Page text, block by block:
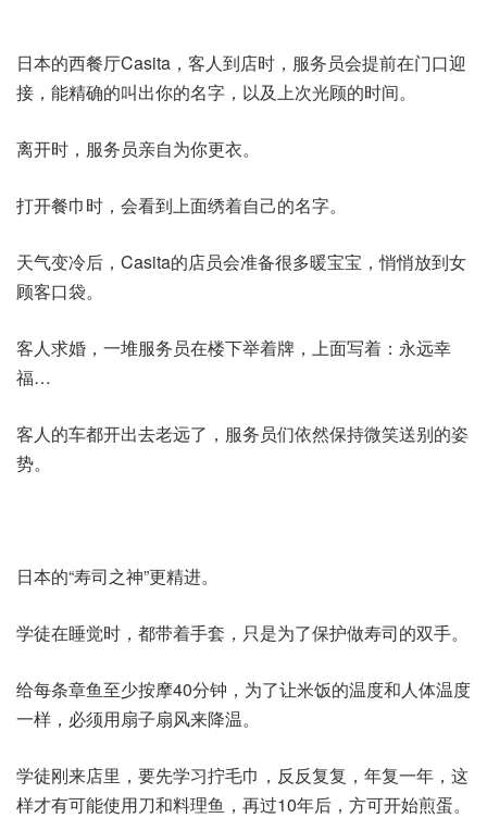
日本的西餐厅Casita，客人到店时，服务员会提前在门口迎
接，能精确的叫出你的名字，以及上次光顾的时间。
离开时，服务员亲自为你更衣。
打开餐巾时，会看到上面绣着自己的名字。
天气变冷后，Casita的店员会准备很多暖宝宝，悄悄放到女
顾客口袋。
客人求婚，一堆服务员在楼下举着牌，上面写着：永远幸
福…
客人的车都开出去老远了，服务员们依然保持微笑送别的姿
势。
日本的“寿司之神”更精进。
学徒在睡觉时，都带着手套，只是为了保护做寿司的双手。
给每条章鱼至少按摩40分钟，为了让米饭的温度和人体温度
一样，必须用扇子扇风来降温。
学徒刚来店里，要先学习拧毛巾，反反复复，年复一年，这
样才有可能使用刀和料理鱼，再过10年后，方可开始煎蛋。